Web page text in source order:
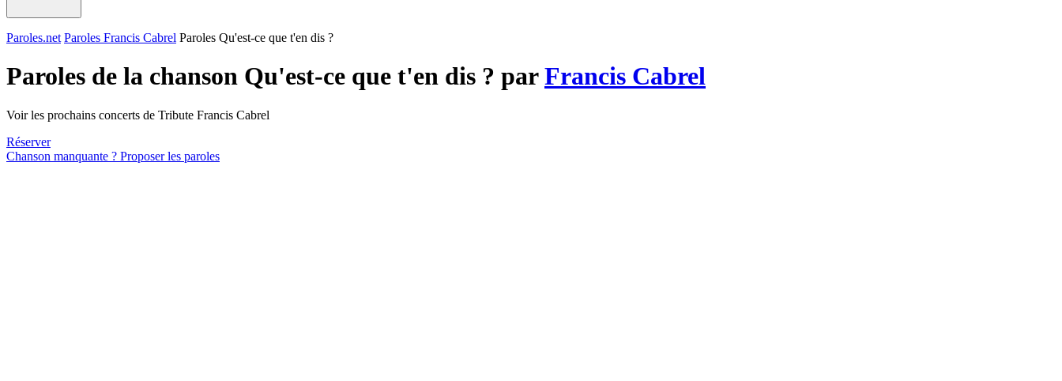
Paroles.net Paroles Francis Cabrel Paroles Qu'est-ce que t'en dis ?
Paroles de la chanson Qu'est-ce que t'en dis ? parFrancis Cabrel
Voir les prochains concerts de Tribute Francis Cabrel
Réserver
Chanson manquante ? Proposer les paroles